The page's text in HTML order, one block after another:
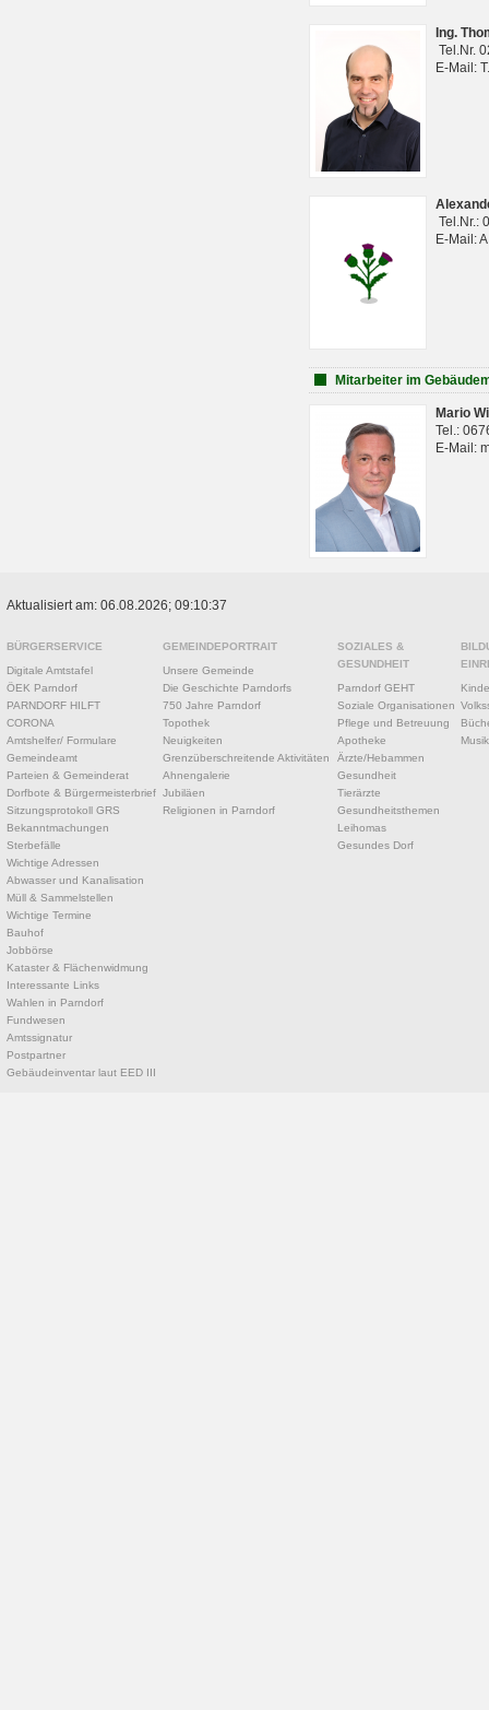
Ing.
Tel.Nr.
E-Mail:
Tel.Nr.:
E-Mail:
Mitarbeiter im
Mario
Tel.:
E-Mail:
Aktualisiert am: 06.08.2026; 09:10:37
BÜRGERSERVICE
Digitale Amtstafel
ÖEK Parndorf
PARNDORF HILFT
CORONA
Amtshelfer/ Formulare
Gemeindeamt
Parteien & Gemeinderat
Dorfbote & Bürgermeisterbrief
Sitzungsprotokoll GRS
Bekanntmachungen
Sterbefälle
Wichtige Adressen
Abwasser und Kanalisation
Müll & Sammelstellen
Wichtige Termine
Bauhof
Jobbörse
Kataster & Flächenwidmung
Interessante Links
Wahlen in Parndorf
Fundwesen
Amtssignatur
Postpartner
Gebäudeinventar laut EED III
GEMEINDEPORTRAIT
Unsere Gemeinde
Die Geschichte Parndorfs
750 Jahre Parndorf
Topothek
Neuigkeiten
Grenzüberschreitende Aktivitäten
Ahnengalerie
Jubiläen
Religionen in Parndorf
SOZIALES &
GESUNDHEIT
Parndorf GEHT
Soziale Organisationen
Pflege und Betreuung
Apotheke
Ärzte/Hebammen
Gesundheit
Tierärzte
Gesundheitsthemen
Leihomas
Gesundes Dorf